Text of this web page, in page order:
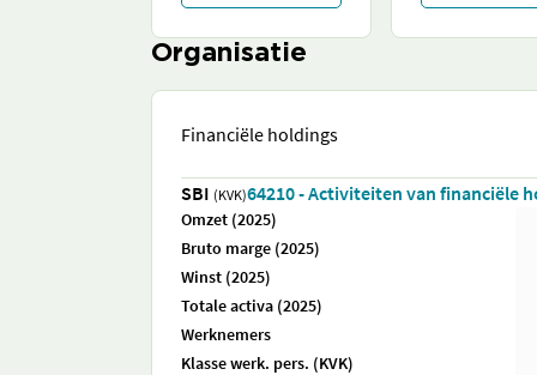
Organisatie
Financiële holdings
SBI (KVK)64210 - Activiteiten van financiële
Omzet (2025)
Bruto marge (2025)
Winst (2025)
Totale activa (2025)
Werknemers
Klasse werk. pers. (KVK)